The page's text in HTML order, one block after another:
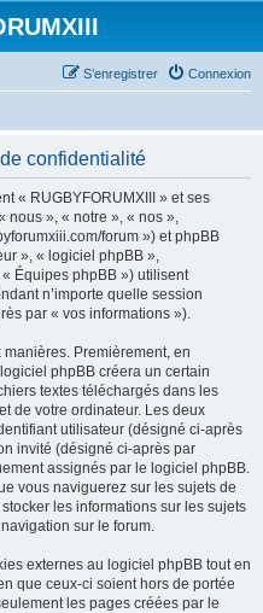
Connexion
S’enregistrer
confidentialité
« RUGBYFORUMXIII » et ses
nous », « notre », « nos »,
forum ») et phpBB
», « logiciel phpBB »,
Équipes phpBB ») utilisent
n’importe quelle session
par « vos informations »).
Premièrement, en
phpBB créera un certain
textes téléchargés dans les
de votre ordinateur. Les deux
utilisateur (désigné ci-après
invité (désigné ci-après par
assignés par le logiciel phpBB.
vous naviguerez sur les sujets de
les informations sur les sujets
sur le forum.
externes au logiciel phpBB tout en
que ceux-ci soient hors de portée
les pages créées par le